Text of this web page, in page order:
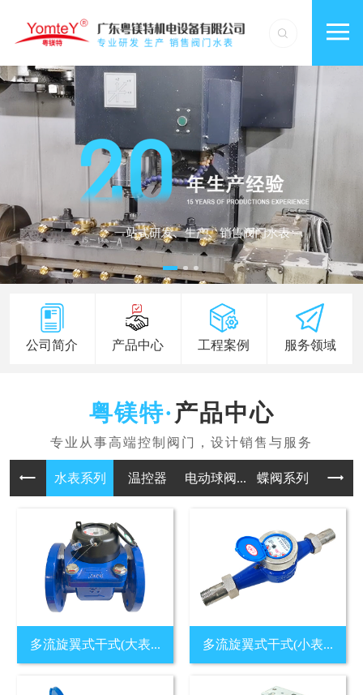
公司简介 产品中心 工程案例 服务领域
产品中心
水表系列 温控器 电动球阀... 蝶阀系列
多流旋翼式干式(大表... 多流旋翼式干式(小表...